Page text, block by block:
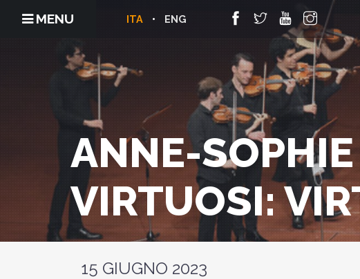
MENU ENG
ITA
ANNE-
VIRTUOSI:
15 GIUGNO 2023